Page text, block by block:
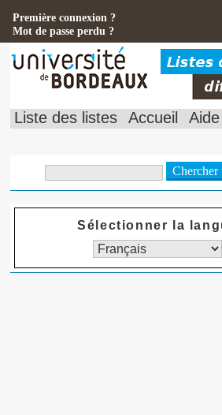
Première connexion ?
Mot de passe perdu ?
Liste des listes Accueil Aide
Sélectionner la